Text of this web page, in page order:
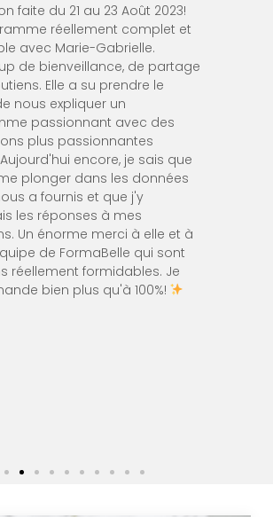
faite du 21 au 23 Août 2023!
réellement complet et
avec Marie-Gabrielle.
de bienveillance, de partage
Elle a su prendre le
nous expliquer un
passionnant avec des
plus passionnantes
encore, je sais que
plonger dans les données
a fournis et que j'y
les réponses à mes
Un énorme merci à elle et à
de FormaBelle qui sont
réellement formidables. Je
bien plus qu'à 100%!